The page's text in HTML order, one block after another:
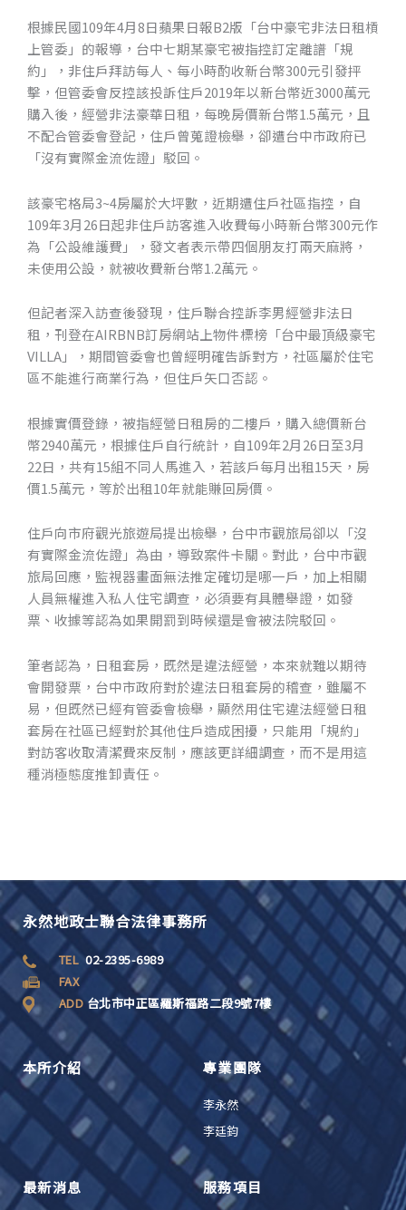
根據民國109年4月8日蘋果日報B2版「台中豪宅非法日租槓
上管委」的報導，台中七期某豪宅被指控訂定離譜「規
約」，非住戶拜訪每人、每小時酌收新台幣300元引發抨
擊，但管委會反控該投訴住戶2019年以新台幣近3000萬元
購入後，經營非法豪華日租，每晚房價新台幣1.5萬元，且
不配合管委會登記，住戶曾蒐證檢舉，卻遭台中市政府已
「沒有實際金流佐證」駁回。
該豪宅格局3~4房屬於大坪數，近期遭住戶社區指控，自
109年3月26日起非住戶訪客進入收費每小時新台幣300元作
為「公設維護費」，發文者表示帶四個朋友打兩天麻將，
未使用公設，就被收費新台幣1.2萬元。
但記者深入訪查後發現，住戶聯合控訴李男經營非法日
租，刊登在AIRBNB訂房網站上物件標榜「台中最頂級豪宅
VILLA」，期間管委會也曾經明確告訴對方，社區屬於住宅
區不能進行商業行為，但住戶矢口否認。
根據實價登錄，被指經營日租房的二樓戶，購入總價新台
幣2940萬元，根據住戶自行統計，自109年2月26日至3月
22日，共有15組不同人馬進入，若該戶每月出租15天，房
價1.5萬元，等於出租10年就能賺回房價。
住戶向市府觀光旅遊局提出檢舉，台中市觀旅局卻以「沒
有實際金流佐證」為由，導致案件卡關。對此，台中市觀
旅局回應，監視器畫面無法推定確切是哪一戶，加上相關
人員無權進入私人住宅調查，必須要有具體舉證，如發
票、收據等認為如果開罰到時候還是會被法院駁回。
筆者認為，日租套房，既然是違法經營，本來就難以期待
會開發票，台中市政府對於違法日租套房的稽查，雖屬不
易，但既然已經有管委會檢舉，顯然用住宅違法經營日租
套房在社區已經對於其他住戶造成困擾，只能用「規約」
對訪客收取清潔費來反制，應該更詳細調查，而不是用這
種消極態度推卸責任。
永然地政士聯合法律事務所
TEL02-2395-6989
FAX
ADD台北市中正區羅斯福路二段9號7樓
本所介紹 專業團隊
李永然
李廷鈞
最新消息 服務項目